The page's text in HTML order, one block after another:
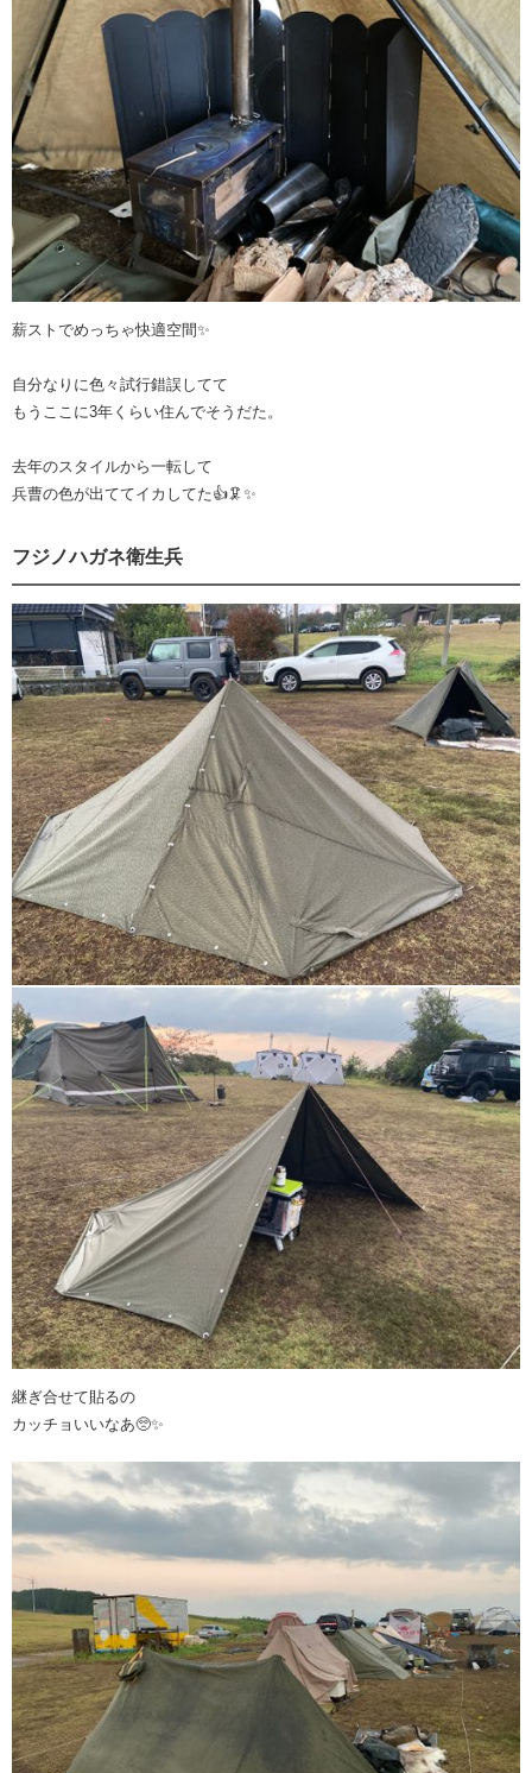
薪ストでめっちゃ快適空間✨️
自分なりに色々試行錯誤してて
もうここに3年くらい住んでそうだた。
去年のスタイルから一転して
兵曹の色が出ててイカしてた👍🦑✨️
フジノハガネ衛生兵
継ぎ合せて貼るの
カッチョいいなあ🥺✨️